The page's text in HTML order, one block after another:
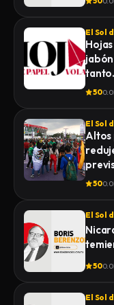
El Sol
50
El Sol
Altos
50
El Sol
50
El Sol